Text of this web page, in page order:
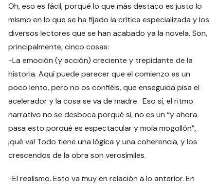
Oh, eso es fácil, porqué lo que más destaco es justo lo
mismo en lo que se ha fijado la crítica especializada y los
diversos lectores que se han acabado ya la novela. Son,
principalmente, cinco cosas:
-La emoción (y acción) creciente y trepidante de la
historia. Aquí puede parecer que el comienzo es un
poco lento, pero no os confiéis, que enseguida pisa el
acelerador y la cosa se va de madre. Eso sí, el ritmo
narrativo no se desboca porqué sí, no es un “y ahora
pasa esto porqué es espectacular y mola mogollón”,
¡qué va! Todo tiene una lógica y una coherencia, y los
crescendos de la obra son verosímiles.
-El realismo. Esto va muy en relación a lo anterior. En